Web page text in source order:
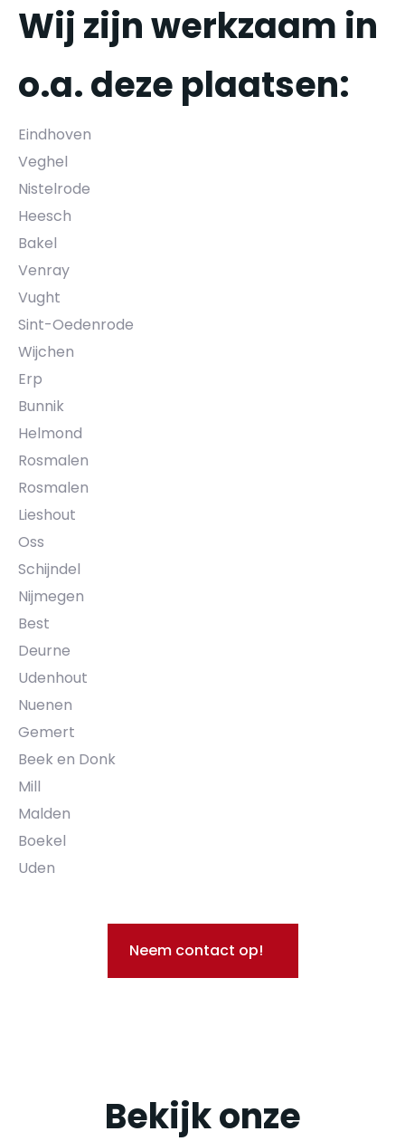
Wij zijn werkzaam in
o.a. deze plaatsen:
Eindhoven
Veghel
Nistelrode
Heesch
Bakel
Venray
Vught
Sint-Oedenrode
Wijchen
Erp
Bunnik
Helmond
Rosmalen
Rosmalen
Lieshout
Oss
Schijndel
Nijmegen
Best
Deurne
Udenhout
Nuenen
Gemert
Beek en Donk
Mill
Malden
Boekel
Uden
Neem contact op!
Bekijk onze